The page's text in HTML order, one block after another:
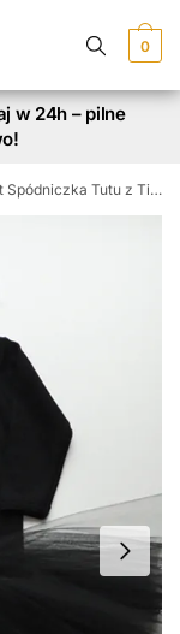
0
w 24h – pilne
Tutu z Tiulu Czarnego i Body Królewna